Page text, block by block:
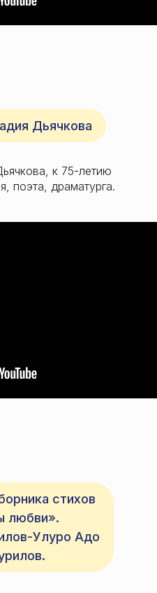
Дьячкова
к 75-летию
поэта, драматурга.
стихов
любви».
Улуро Адо